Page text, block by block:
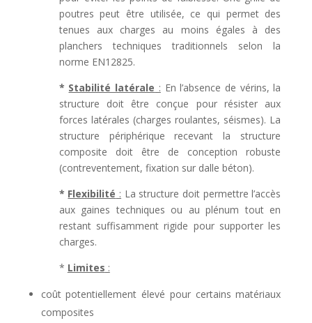
poutres peut être utilisée, ce qui permet des
tenues aux charges au moins égales à des
planchers techniques traditionnels selon la
norme EN12825.
* Stabilité latérale : En l’absence de vérins, la
structure doit être conçue pour résister aux
forces latérales (charges roulantes, séismes). La
structure périphérique recevant la structure
composite doit être de conception robuste
(contreventement, fixation sur dalle béton).
* Flexibilité : La structure doit permettre l’accès
aux gaines techniques ou au plénum tout en
restant suffisamment rigide pour supporter les
charges.
* Limites :
coût potentiellement élevé pour certains matériaux
composites